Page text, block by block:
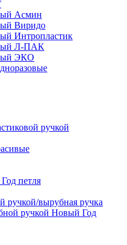
Асмин
Виридо
Интропластик
Л-ПАК
ЭКО
ручкой
петля
ручкой/вырубная ручка
ручкой Новый Год